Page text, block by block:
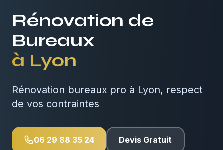
Rénovation de
Bureaux
à Lyon
Rénovation bureaux pro à Lyon, respect
de vos contraintes
06 29 88 35 24 Devis Gratuit